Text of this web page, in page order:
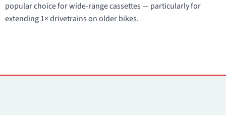
popular choice for wide-range cassettes — particularly for
extending 1× drivetrains on older bikes.